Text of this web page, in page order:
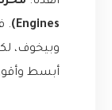
Engines)
.
وبيخوف،
أبسط